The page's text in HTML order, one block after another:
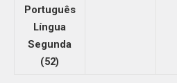
Português
Língua
Segunda
(52)